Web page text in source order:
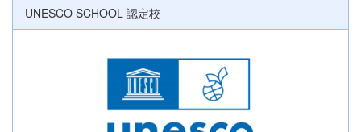
UNESCO SCHOOL 認定校